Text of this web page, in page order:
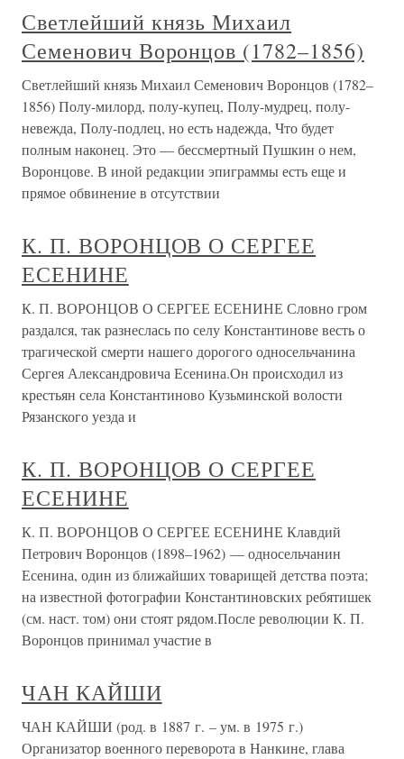
Светлейший князь Михаил
Семенович Воронцов (1782–1856)
Светлейший князь Михаил Семенович Воронцов (1782–
1856) Полу-милорд, полу-купец, Полу-мудрец, полу-
невежда, Полу-подлец, но есть надежда, Что будет
полным наконец. Это — бессмертный Пушкин о нем,
Воронцове. В иной редакции эпиграммы есть еще и
прямое обвинение в отсутствии
К. П. ВОРОНЦОВ О СЕРГЕЕ
ЕСЕНИНЕ
К. П. ВОРОНЦОВ О СЕРГЕЕ ЕСЕНИНЕ Словно гром
раздался, так разнеслась по селу Константинове весть о
трагической смерти нашего дорогого односельчанина
Сергея Александровича Есенина.Он происходил из
крестьян села Константиново Кузьминской волости
Рязанского уезда и
К. П. ВОРОНЦОВ О СЕРГЕЕ
ЕСЕНИНЕ
К. П. ВОРОНЦОВ О СЕРГЕЕ ЕСЕНИНЕ Клавдий
Петрович Воронцов (1898–1962) — односельчанин
Есенина, один из ближайших товарищей детства поэта;
на известной фотографии Константиновских ребятишек
(см. наст. том) они стоят рядом.После революции К. П.
Воронцов принимал участие в
ЧАН КАЙШИ
ЧАН КАЙШИ (род. в 1887 г. – ум. в 1975 г.)
Организатор военного переворота в Нанкине, глава